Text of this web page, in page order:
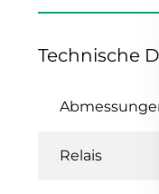
Technische
Relais